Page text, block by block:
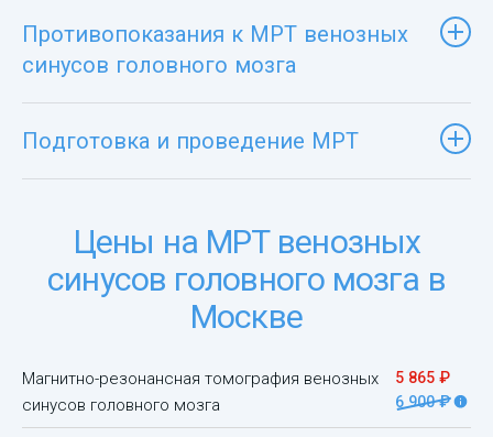
Противопоказания к МРТ венозных
синусов головного мозга
Подготовка и проведение МРТ
Цены на МРТ венозных
синусов головного мозга в
Москве
Магнитно-резонансная томография венозных
синусов головного мозга
5 865 ₽
6 900 ₽